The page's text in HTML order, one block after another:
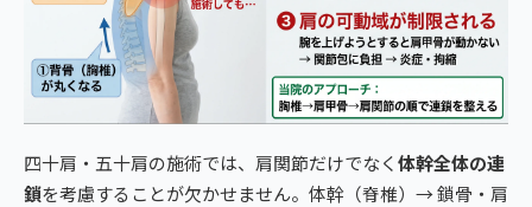
四十肩・五十肩の施術では、肩関節だけでなく体幹全体の連
鎖を考慮することが欠かせません。体幹（脊椎）→ 鎖骨・肩